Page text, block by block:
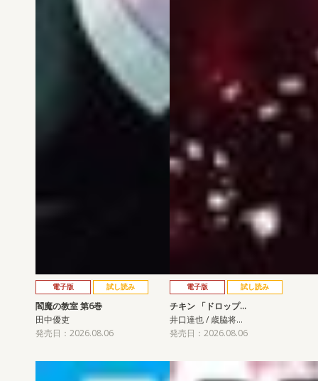
電子版 試し読み
閻魔の教室 第6巻
田中優吏
発売日：2026.08.06
電子版 試し読み
チキン 「ドロップ…
井口達也 / 歳脇将…
発売日：2026.08.06